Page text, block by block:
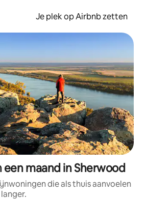
Je plek op Airbnb zetten
maand in Sherwood
die als thuis aanvoelen